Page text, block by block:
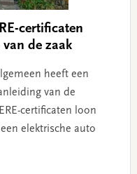
certificaten
de zaak
heeft een
van de
certificaten loon
elektrische auto